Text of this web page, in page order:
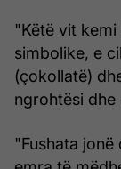
"Këtë vit
simbolike, e
(çokollatë)
ngrohtësi dhe
"Fushata